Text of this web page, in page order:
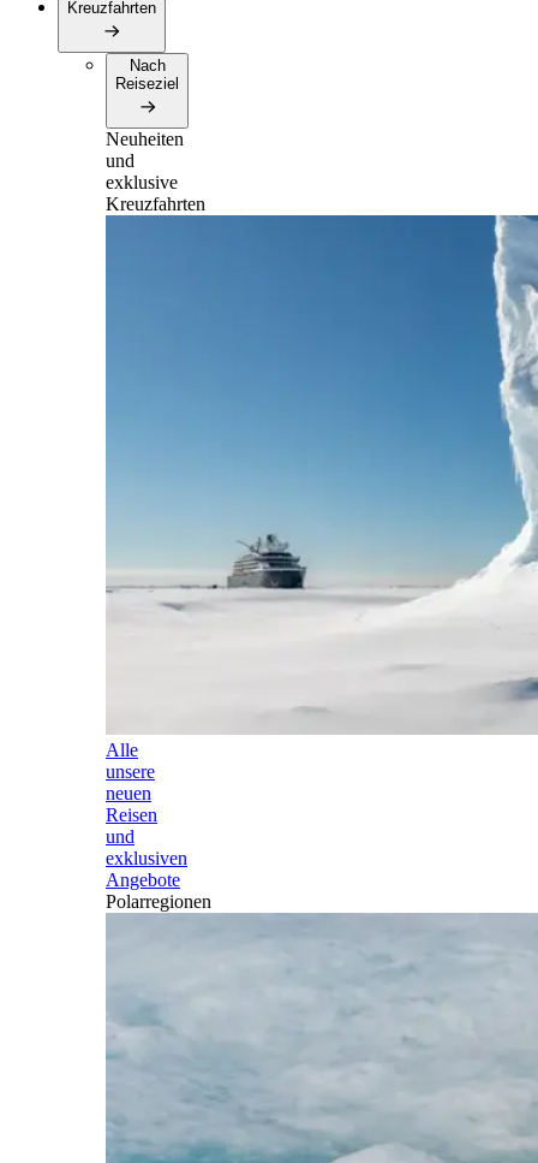
Kreuzfahrten
Nach
Reiseziel
Neuheiten
und
exklusive
Kreuzfahrten
Alle
unsere
neuen
Reisen
und
exklusiven
Angebote
Polarregionen